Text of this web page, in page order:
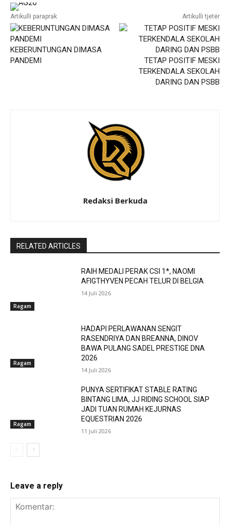
Artikulli paraprak
KEBERUNTUNGAN DIMASA
PANDEMI
Artikulli tjetër
TETAP POSITIF MESKI
TERKENDALA SEKOLAH
DARING DAN PSBB
Redaksi Berkuda
RELATED ARTICLES
Ragam
RAIH MEDALI PERAK CSI 1*, NAOMI
AFIGTHYVEN PECAH TELUR DI BELGIA
14 Juli 2026
Ragam
HADAPI PERLAWANAN SENGIT
RASENDRIYA DAN BREANNA, DINOV
BAWA PULANG SADEL PRESTIGE DNA
2026
14 Juli 2026
Ragam
PUNYA SERTIFIKAT STABLE RATING
BINTANG LIMA, JJ RIDING SCHOOL SIAP
JADI TUAN RUMAH KEJURNAS
EQUESTRIAN 2026
11 Juli 2026
Leave a reply